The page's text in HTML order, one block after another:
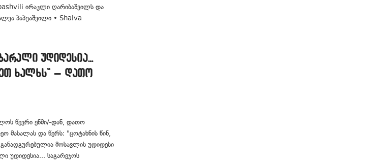
ირაკლი ღარიბაშვილს და
პაპუაშვილი • Shalva
უდიდესია…
ხალხს” – დათო
წევრი ენმი/-დან, დათო
მასალას და წერს: "ცოტახნის წინ,
მოსავლის უდიდესი
უდიდესია... საგარეჯოს